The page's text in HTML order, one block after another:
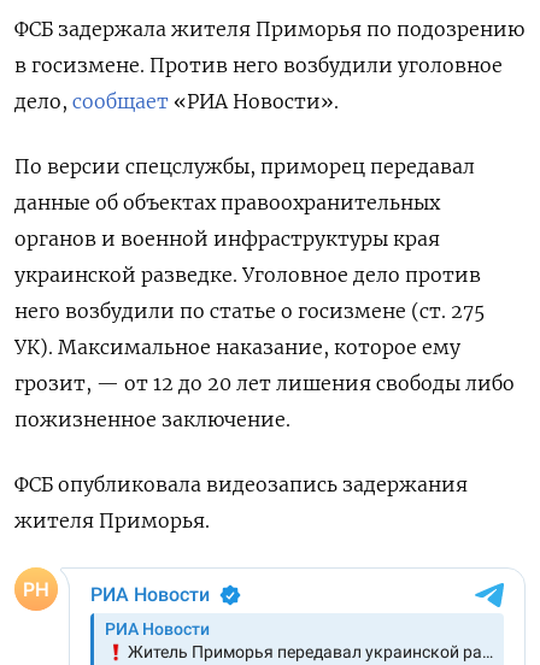
ФСБ задержала жителя Приморья по подозрению
в госизмене. Против него возбудили уголовное
дело, сообщает «РИА Новости».
По версии спецслужбы, приморец передавал
данные об объектах правоохранительных
органов и военной инфраструктуры края
украинской разведке. Уголовное дело против
него возбудили по статье о госизмене (ст. 275
УК). Максимальное наказание, которое ему
грозит, — от 12 до 20 лет лишения свободы либо
пожизненное заключение.
ФСБ опубликовала видеозапись задержания
жителя Приморья.